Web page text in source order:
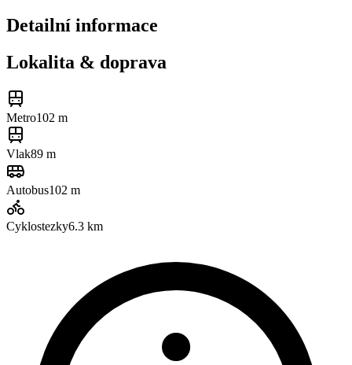
Detailní informace
Lokalita & doprava
Metro102 m
Vlak89 m
Autobus102 m
Cyklostezky6.3 km